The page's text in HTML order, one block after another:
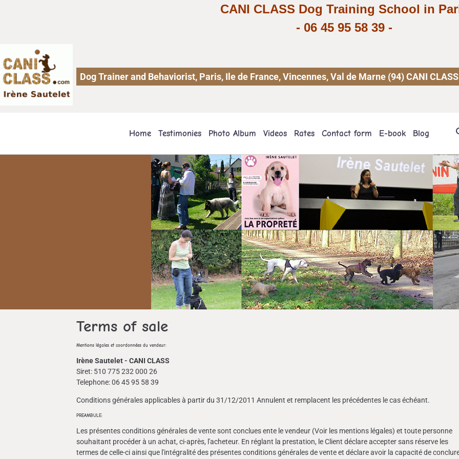
CANI CLASS Dog Training School in
- 06 45 95 58 39 -
Dog Trainer and Behaviorist, Paris, Ile de France, Vincennes, Val de Marne (94) CANI CLASS
Home Testimonies Photo Album Videos Rates Contact form E-book Blog
Terms of sale
Mentions légales et coordonnées du vendeur:
Irène Sautelet - CANI CLASS
Siret: 510 775 232 000 26
Telephone: 06 45 95 58 39
Conditions générales applicables à partir du 31/12/2011 Annulent et remplacent les précédentes le cas échéant.
PREAMBULE:
Les présentes conditions générales de vente sont conclues ente le vendeur (Voir les mentions légales) et toute personne
souhaitant procéder à un achat, ci-après, l'acheteur. En réglant la prestation, le Client déclare accepter sans réserve les
termes de celle-ci ainsi que l'intégralité des présentes conditions générales de vente et déclare avoir la capacité de